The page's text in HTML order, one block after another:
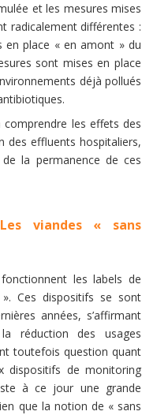
et les mesures mises
radicalement différentes :
en place « en amont » du
sont mises en place
déjà pollués
comprendre les effets des
des effluents hospitaliers,
la permanence de ces
viandes « sans
les labels de
Ces dispositifs se sont
années, s’affirmant
réduction des usages
toutefois question quant
dispositifs de monitoring
à ce jour une grande
que la notion de « sans